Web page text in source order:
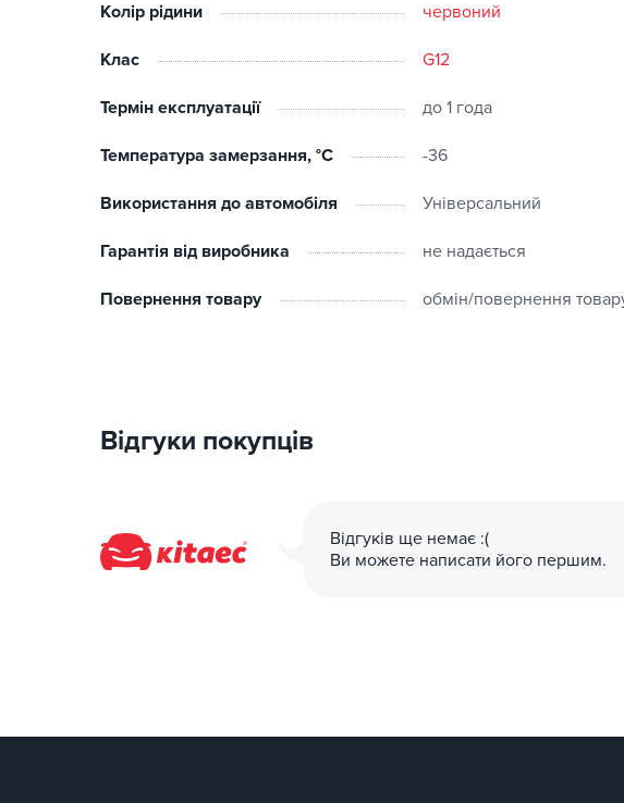
Колір рідини червоний
Клас G12
Термін експлуатації до 1 года
Температура замерзання, °C -36
Використання до автомобіля Універсальний
Гарантія від виробника не надається
Повернення товару обмін/повернення
Відгуки покупців
Відгуків ще немає :(
Ви можете написати його першим.